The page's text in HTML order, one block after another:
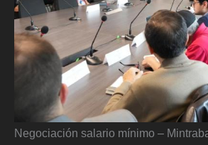
Negociación salario mínimo –